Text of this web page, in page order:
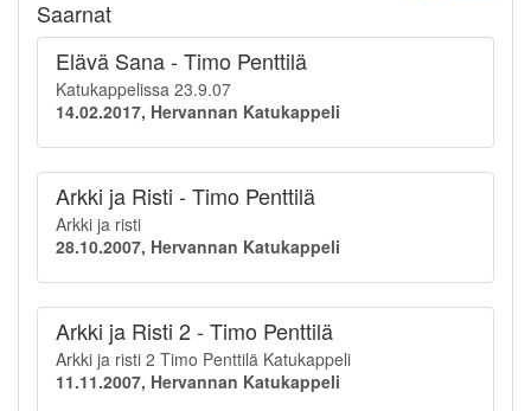
Saarnat
Elävä Sana - Timo Penttilä
Katukappelissa 23.9.07
14.02.2017, Hervannan Katukappeli
Arkki ja Risti - Timo Penttilä
Arkki ja risti
28.10.2007, Hervannan Katukappeli
Arkki ja Risti 2 - Timo Penttilä
Arkki ja risti 2 Timo Penttilä Katukappeli
11.11.2007, Hervannan Katukappeli